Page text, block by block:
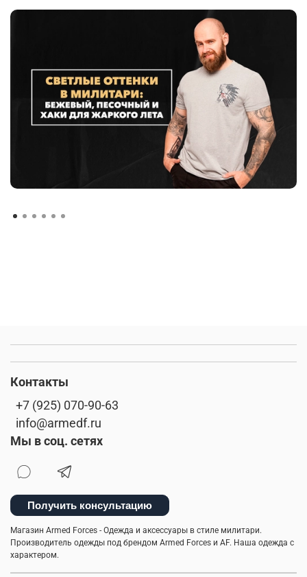
Контакты
+7 (925) 070-90-63
info@armedf.ru
Мы в соц. сетях
Получить консультацию
Магазин Armed Forces - Одежда и аксессуары в стиле милитари.
Производитель одежды под брендом Armed Forces и AF. Наша одежда с
характером.